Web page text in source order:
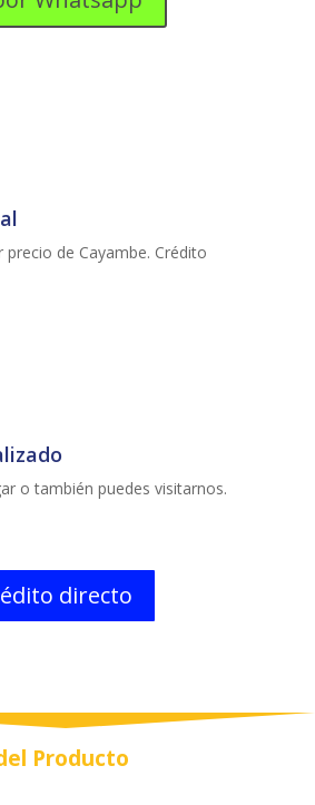
de Cayambe. Crédito
o también puedes visitarnos.
directo
Producto